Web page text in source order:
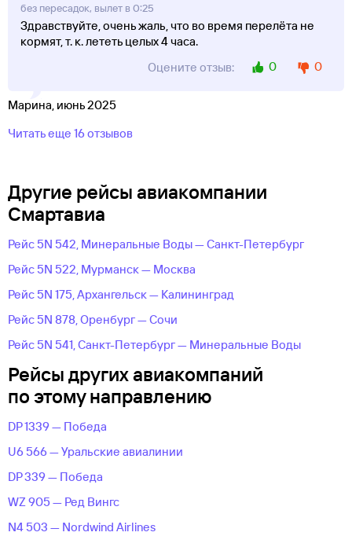
без пересадок, вылет в 0:25
Здравствуйте, очень жаль, что во время перелёта не
кормят, т. к. лететь целых 4 часа.
Оцените отзыв:
0 0
Марина, июнь 2025
Читать еще 16 отзывов
Другие рейсы авиакомпании
Смартавиа
Рейс 5N 542, Минеральные Воды — Санкт-Петербург
Рейс 5N 522, Мурманск — Москва
Рейс 5N 175, Архангельск — Калининград
Рейс 5N 878, Оренбург — Сочи
Рейс 5N 541, Санкт-Петербург — Минеральные Воды
Рейсы других авиакомпаний
по этому направлению
DP 1339 — Победа
U6 566 — Уральские авиалинии
DP 339 — Победа
WZ 905 — Ред Вингс
N4 503 — Nordwind Airlines